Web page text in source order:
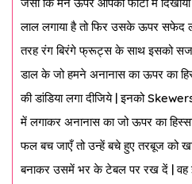
लाल लगाया है तो फिर उसके ऊपर सफेद
तरह रंग बिरंगे फ्रूट्स के साथ इसको
डाल के जो हमने अनानास का ऊपर का
की डांडिया लगा दीजिये | इनको
में लगाकर अनानास का जो ऊपर का
फल बच जाएँ तो उन्हें बचे हुए तरबूज को
बनाकर उसमें भर के टेबल पर रख दें | वह